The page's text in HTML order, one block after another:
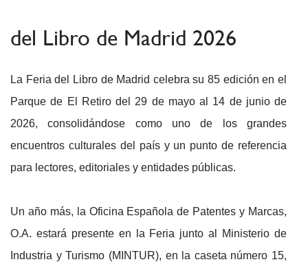
del Libro de Madrid 2026
La Feria del Libro de Madrid celebra su 85 edición en el
Parque de El Retiro del 29 de mayo al 14 de junio de
2026, consolidándose como uno de los grandes
encuentros culturales del país y un punto de referencia
para lectores, editoriales y entidades públicas.
Un año más, la Oficina Española de Patentes y Marcas,
O.A. estará presente en la Feria junto al Ministerio de
Industria y Turismo (MINTUR), en la caseta número 15,